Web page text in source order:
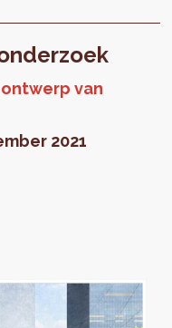
van
2021